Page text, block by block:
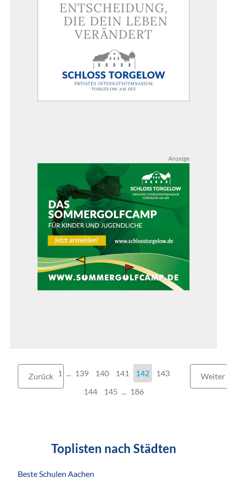
Anzeige
Zurück 1 ... 139 140 141 142
143
144
145 ... 186
Weiter
Toplisten nach Städten
Beste Schulen Aachen